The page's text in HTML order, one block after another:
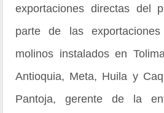
exportaciones directas del
parte de las
molinos instalados en
Antioquia, Meta, Huila y
Pantoja, gerente de la